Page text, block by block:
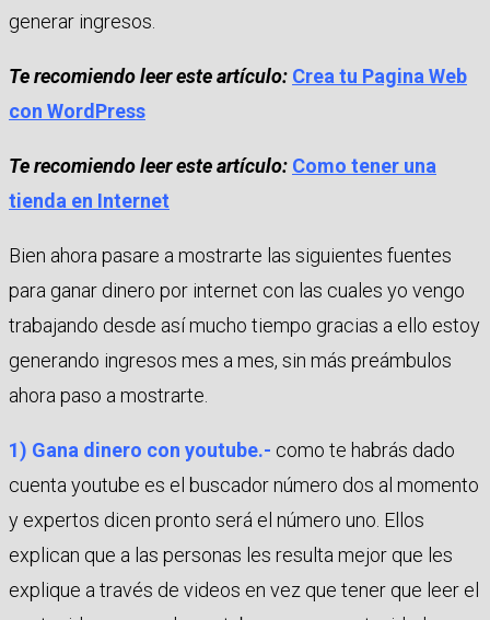
generar ingresos.
Te recomiendo leer este artículo: Crea tu Pagina Web
con WordPress
Te recomiendo leer este artículo: Como tener una
tienda en Internet
Bien ahora pasare a mostrarte las siguientes fuentes
para ganar dinero por internet con las cuales yo vengo
trabajando desde así mucho tiempo gracias a ello estoy
generando ingresos mes a mes, sin más preámbulos
ahora paso a mostrarte.
1) Gana dinero con youtube.- como te habrás dado
cuenta youtube es el buscador número dos al momento
y expertos dicen pronto será el número uno. Ellos
explican que a las personas les resulta mejor que les
explique a través de videos en vez que tener que leer el